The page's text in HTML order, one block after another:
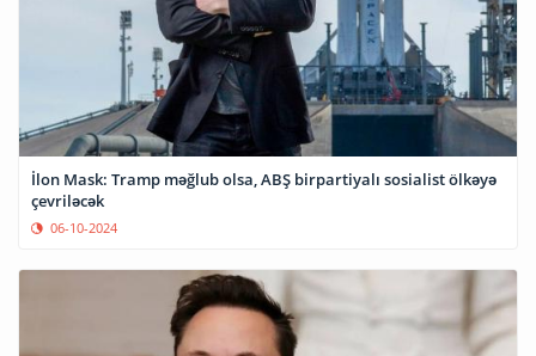
İlon Mask: Tramp məğlub olsa, ABŞ birpartiyalı sosialist ölkəyə
çevriləcək
06-10-2024